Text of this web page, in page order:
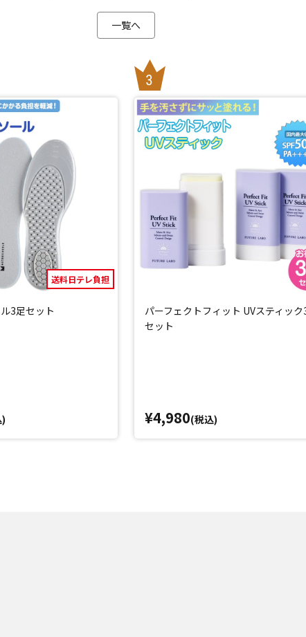
、突然の“うっかりジミ”(*3)にご活用ください。
閉じる
一覧へ
送料日テレ負担
3足セット
パーフェクトフィット UVスティック
セット
¥4,980(税込)